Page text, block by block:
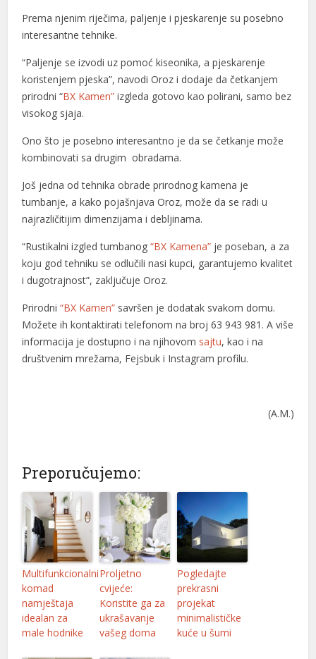
Prema njenim riječima, paljenje i pjeskarenje su posebno
interesantne tehnike.
“Paljenje se izvodi uz pomoć kiseonika, a pjeskarenje
koristenjem pjeska”, navodi Oroz i dodaje da četkanjem
prirodni “BX Kamen” izgleda gotovo kao polirani, samo bez
visokog sjaja.
Ono što je posebno interesantno je da se četkanje može
kombinovati sa drugim obradama.
Još jedna od tehnika obrade prirodnog kamena je
tumbanje, a kako pojašnjava Oroz, može da se radi u
najrazličitijim dimenzijama i debljinama.
“Rustikalni izgled tumbanog“BX Kamena” je poseban, a za
koju god tehniku se odlučili nasi kupci, garantujemo kvalitet
i dugotrajnost”, zaključuje Oroz.
Prirodni “BX Kamen” savršen je dodatak svakom domu.
Možete ih kontaktirati telefonom na broj 63 943 981. A više
informacija je dostupno i na njihovom sajtu, kao i na
društvenim mrežama, Fejsbuk i Instagram profilu.
(A.M.)
Preporučujemo:
Multifunkcionalni
komad
namještaja
idealan za
male hodnike
Proljetno
cvijeće:
Koristite ga za
ukrašavanje
vašeg doma
Pogledajte
prekrasni
projekat
minimalističke
kuće u šumi